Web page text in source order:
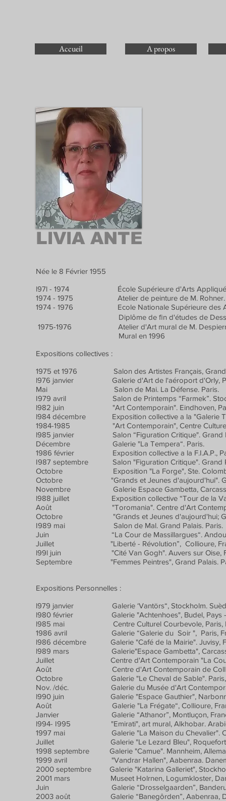
Accueil A propos
LlVlA ANTE
Née le 8 Février 1955
l97l - 1974 École Supérieure d'Arts Appliquées
1974 - 1975 Atelier de peinture de M. Rohner.
1974 - 1976 Ecole Nationale Supérieure des
Diplôme de ﬁn d'études de Dessin et
1975-1976 Atelier d'Art mural de M.
Mural en 1996
Expositions collectives :
1975 et 1976 Salon des Artistes Français, Grand
l976 janvier Galerie d'Art de l‘aéroport d'Orly,
Mai Salon de Mai. La Défense. Paris.
I979 avril Salon de Printemps “Farmek”.
l982 juin "Art Contemporain". Eindhoven,
l984 décembre Exposition collective a la "Galerie
1984-1985 "Art Contemporain", Centre Culturel,
l985 janvier Salon “Figuration Critique". Grand
Décembre Galerie "La Tempera“. Paris.
1986 février Exposition collective a la F.I.A.P.,
I987 septembre Salon "Figuration Critique". Grand
Octobre Exposition "La Forge", Ste. Colombe
Octobre "Grands et Jeunes d'aujourd'hui".
Novembre Galerie Espace Gambetta,
l988 juillet Exposition collective “Tour de la
Août "Toromania". Centre d'Art
Octobre "Grands et Jeunes d'aujourd'hui;
I989 mai Salon de Mal. Grand Palais. Paris.
Juin “La Cour de Massillargues“.
Juillet "Liberté - Révolution”, Collioure,
l99l juin "Cité Van Gogh". Auvers sur Oise,
Septembre "Femmes Peintres", Grand Palais.
Expositions Personnelles :
l979 janvier Galerie ‘Vantörs“, Stockholm.
l980 février Galerie "Achtenhoes", Budel, Pays -
l985 mai Centre Culturel Courbevole, Paris,
1986 avril Galerie “Galerie du Soir ", Paris,
l986 décembre Galerie "Café de la Mairie". Juvisy,
l989 mars Galerie"Espace Gambetta",
Juillet Centre d'Art Contemporain "La Cour de
Août Centre d'Art Contemporain de
Octobre Galerie "Le Cheval de Sable". Paris,
Nov. /déc. Galerie du Musée d'Art Contemporain
l990 juin Galerie "Espace Gauthier",
Août Galerie "La Frégate“, Collioure,
Janvier Galerie “Athanor”, Montluçon,
l994- I995 "Emirati", art mural, Alkhobar. Arabie
1997 mai Galerie "La Maison du Chevalier".
Juillet Galerie "Le Lezard Bleu", Roquefort
1998 septembre Galerie "Camue". Mannheim,
1999 avril "Vandrar Hallen", Aabenraa.
2000 septembre Galerie "Katarina Galleriet",
2001 mars Museet Holrnen, Logumkloster,
Juin Galerie “Drosselgaarden”, Banderup,
2003 août Galerie “Banegôrden”, Aabenraa,